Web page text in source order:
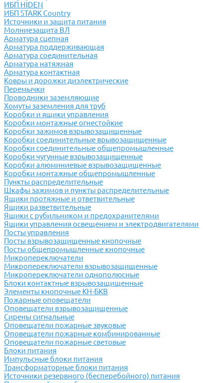
ИБП HIDEN
ИБП STARK Country
Источники и защита питания
Молниезащита ВЛ
Арматура сцепная
Арматура поддерживающая
Арматура соединительная
Арматура натяжная
Арматура контактная
Ковры и дорожки диэлектрические
Перемычки
Проводники заземляющие
Хомуты заземления для труб
Коробки и ящики управления
Коробки монтажные огнестойкие
Коробки зажимов взрывозащищенные
Коробки соединительные врывозащищенные
Коробки соединительные общепромышленные
Коробки чугунные взрывозащищенные
Коробки алюминиевые взрывозащищенные
Коробки монтажные общепромышленные
Пункты распределительные
Шкафы зажимов и пункты распределительные
Ящики протяжные и ответвительные
Ящики разветвительные
Ящики с рубильником и предохранителями
Ящики управления освещением и электродвигателями
Посты управления
Посты взрывозащищенные кнопочные
Посты общепромышленные кнопочные
Микропереключатели
Микропереключатели взрывозащищенные
Микропереключатели однополюсные
Блоки контактные взрывозащищенные
Элементы кнопочные КН-БКВ
Пожарные оповещатели
Оповещатели взрывозащищенные
Сирены сигнальные
Оповещатели пожарные звуковые
Оповещатели пожарные комбинированные
Оповещатели пожарные световые
Блоки питания
Импульсные блоки питания
Трансформаторные блоки питания
Источники резервного (бесперебойного) питания